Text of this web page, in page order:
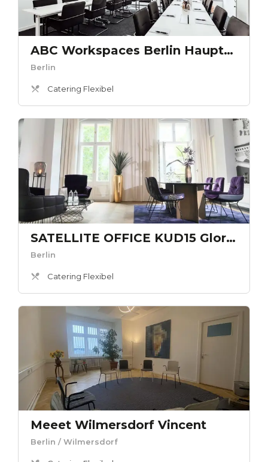
ABC Workspaces Berlin Hauptbahnhof - Bundestag
Berlin
Catering Flexibel
SATELLITE OFFICE KUD15 Gloria Berlin Kaminlounge „Gloria Berlin“
Berlin
Catering Flexibel
Meeet Wilmersdorf Vincent
Berlin / Wilmersdorf